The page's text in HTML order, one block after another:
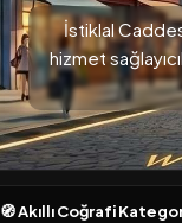
İstiklal
hizmet
🧭 Akıllı Coğrafi